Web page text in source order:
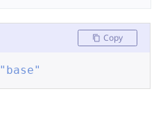
Copy
"base"